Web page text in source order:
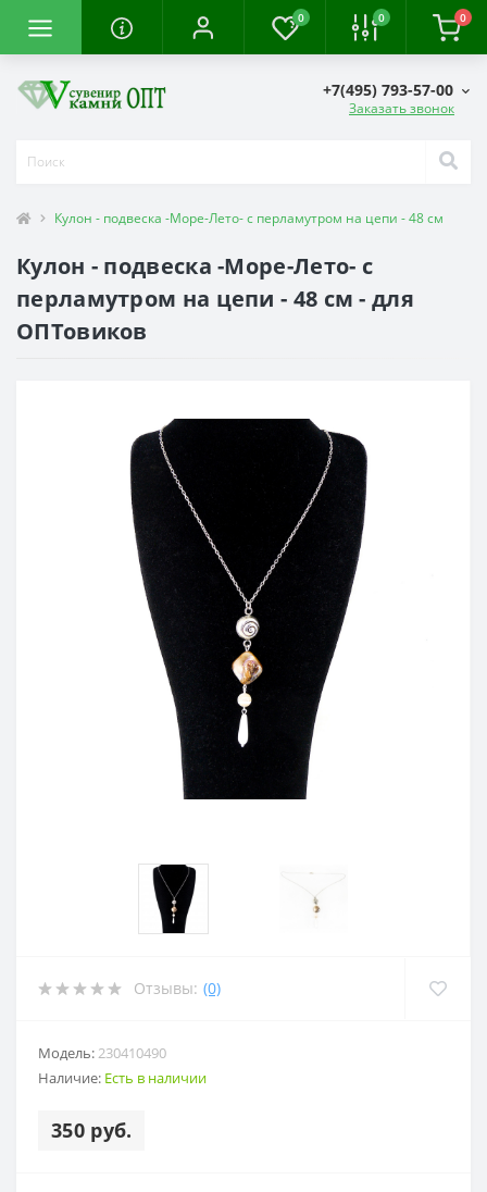
0 0 0
+7(495) 793-57-00
Заказать звонок
Кулон - подвеска -Море-Лето- с перламутром на цепи - 48 см
Кулон - подвеска -Море-Лето- с
перламутром на цепи - 48 см - для
ОПТовиков
Отзывы: (0)
Модель:230410490
Наличие: Есть в наличии
350 руб.